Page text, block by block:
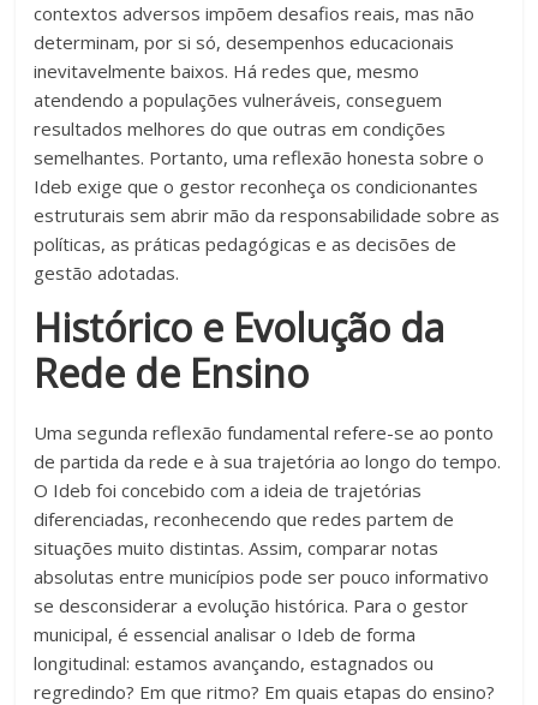
contextos adversos impõem desafios reais, mas não
determinam, por si só, desempenhos educacionais
inevitavelmente baixos. Há redes que, mesmo
atendendo a populações vulneráveis, conseguem
resultados melhores do que outras em condições
semelhantes. Portanto, uma reflexão honesta sobre o
Ideb exige que o gestor reconheça os condicionantes
estruturais sem abrir mão da responsabilidade sobre as
políticas, as práticas pedagógicas e as decisões de
gestão adotadas.
Histórico e Evolução da
Rede de Ensino
Uma segunda reflexão fundamental refere-se ao ponto
de partida da rede e à sua trajetória ao longo do tempo.
O Ideb foi concebido com a ideia de trajetórias
diferenciadas, reconhecendo que redes partem de
situações muito distintas. Assim, comparar notas
absolutas entre municípios pode ser pouco informativo
se desconsiderar a evolução histórica. Para o gestor
municipal, é essencial analisar o Ideb de forma
longitudinal: estamos avançando, estagnados ou
regredindo? Em que ritmo? Em quais etapas do ensino?